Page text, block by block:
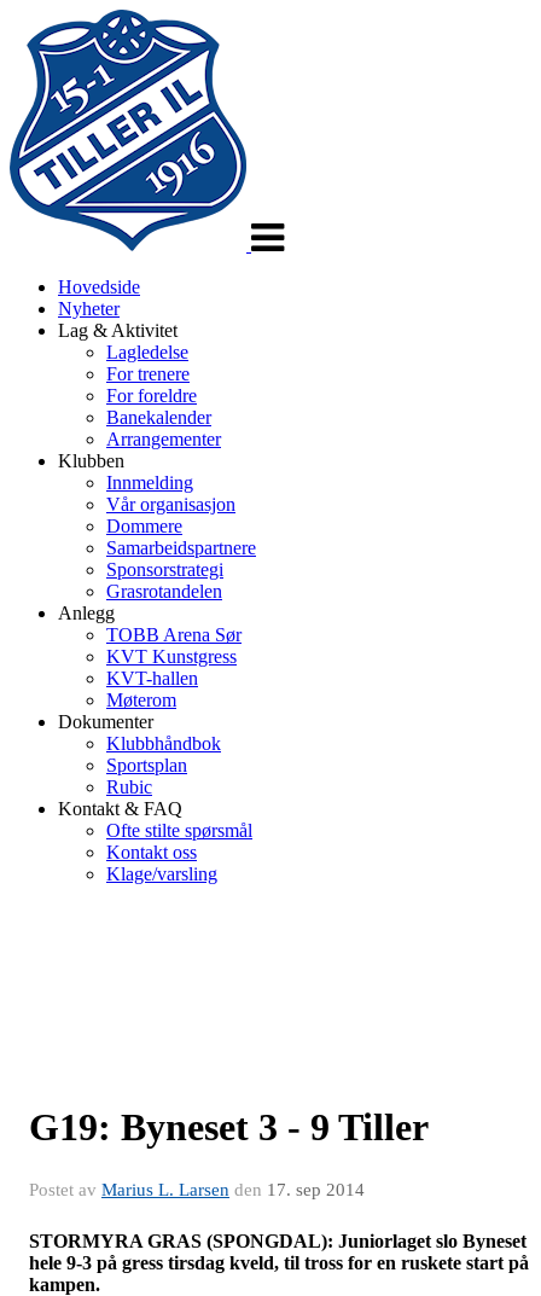
Hovedside
Nyheter
Lag & Aktivitet
Lagledelse
For trenere
For foreldre
Banekalender
Arrangementer
Klubben
Innmelding
Vår organisasjon
Dommere
Samarbeidspartnere
Sponsorstrategi
Grasrotandelen
Anlegg
TOBB Arena Sør
KVT Kunstgress
KVT-hallen
Møterom
Dokumenter
Klubbhåndbok
Sportsplan
Rubic
Kontakt & FAQ
Ofte stilte spørsmål
Kontakt oss
Klage/varsling
G19: Byneset 3 - 9 Tiller
Postet av Marius L. Larsen den 17. sep 2014
STORMYRA GRAS (SPONGDAL): Juniorlaget slo Byneset
hele 9-3 på gress tirsdag kveld, til tross for en ruskete start på
kampen.